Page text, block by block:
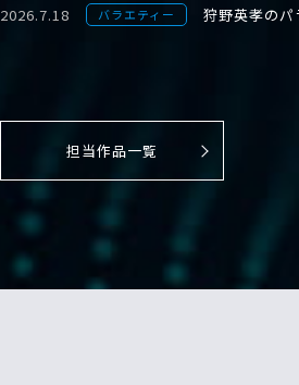
2026.7.18 バラエティー 狩野英孝の
担当作品一覧